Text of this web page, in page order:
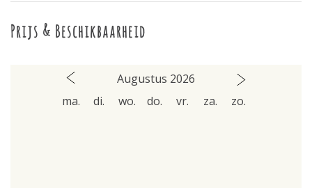
Prijs & Beschikbaarheid
Augustus 2026
ma.
di. wo. do. vr. za. zo.